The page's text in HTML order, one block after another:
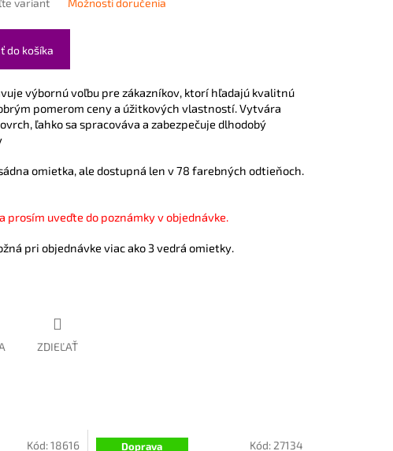
variant Možnosti doručenia
do košíka
výbornú voľbu pre zákazníkov, ktorí hľadajú kvalitnú
pomerom ceny a úžitkových vlastností. Vytvára
ľahko sa spracováva a zabezpečuje dlhodobý
omietka, ale dostupná len v 78 farebných odtieňoch.
prosím uveďte do poznámky v objednávke.
pri objednávke viac ako 3 vedrá omietky.
ZDIEĽAŤ
Kód:18616
Doprava
Kód: 27134